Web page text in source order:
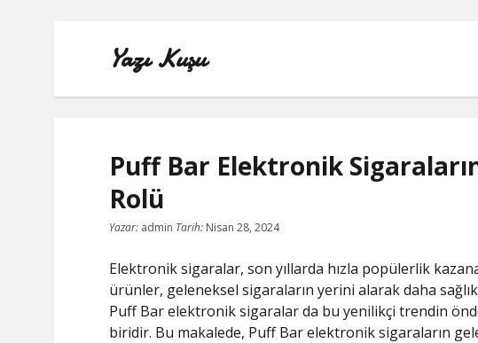
Yazı Kuşu
INSTAGRAM BEĞENI
INSTAGRAM BOT TAKIPÇI BASMA
LISTE
Puff Bar Elektronik
Rolü
Yazar:admin Tarih: Nisan 28, 2024
Elektronik sigaralar, son yıllarda hızla popülerlik
ürünler, geleneksel sigaraların yerini alarak daha
Puff Bar elektronik sigaralar da bu yenilikçi trendin
biridir. Bu makalede, Puff Bar elektronik sigaraların